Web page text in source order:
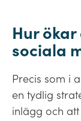
Hur
sociala
Precis som i
en tydlig
inlägg och